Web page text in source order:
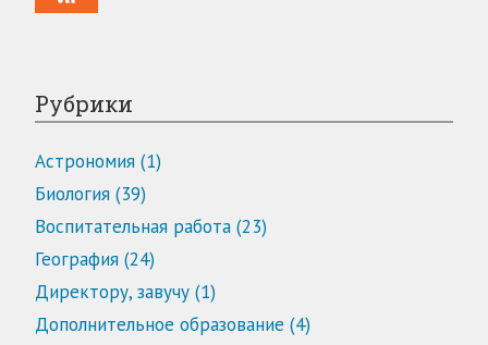
Рубрики
Астрономия (1)
Биология (39)
Воспитательная работа (23)
География (24)
Директору, завучу (1)
Дополнительное образование (4)